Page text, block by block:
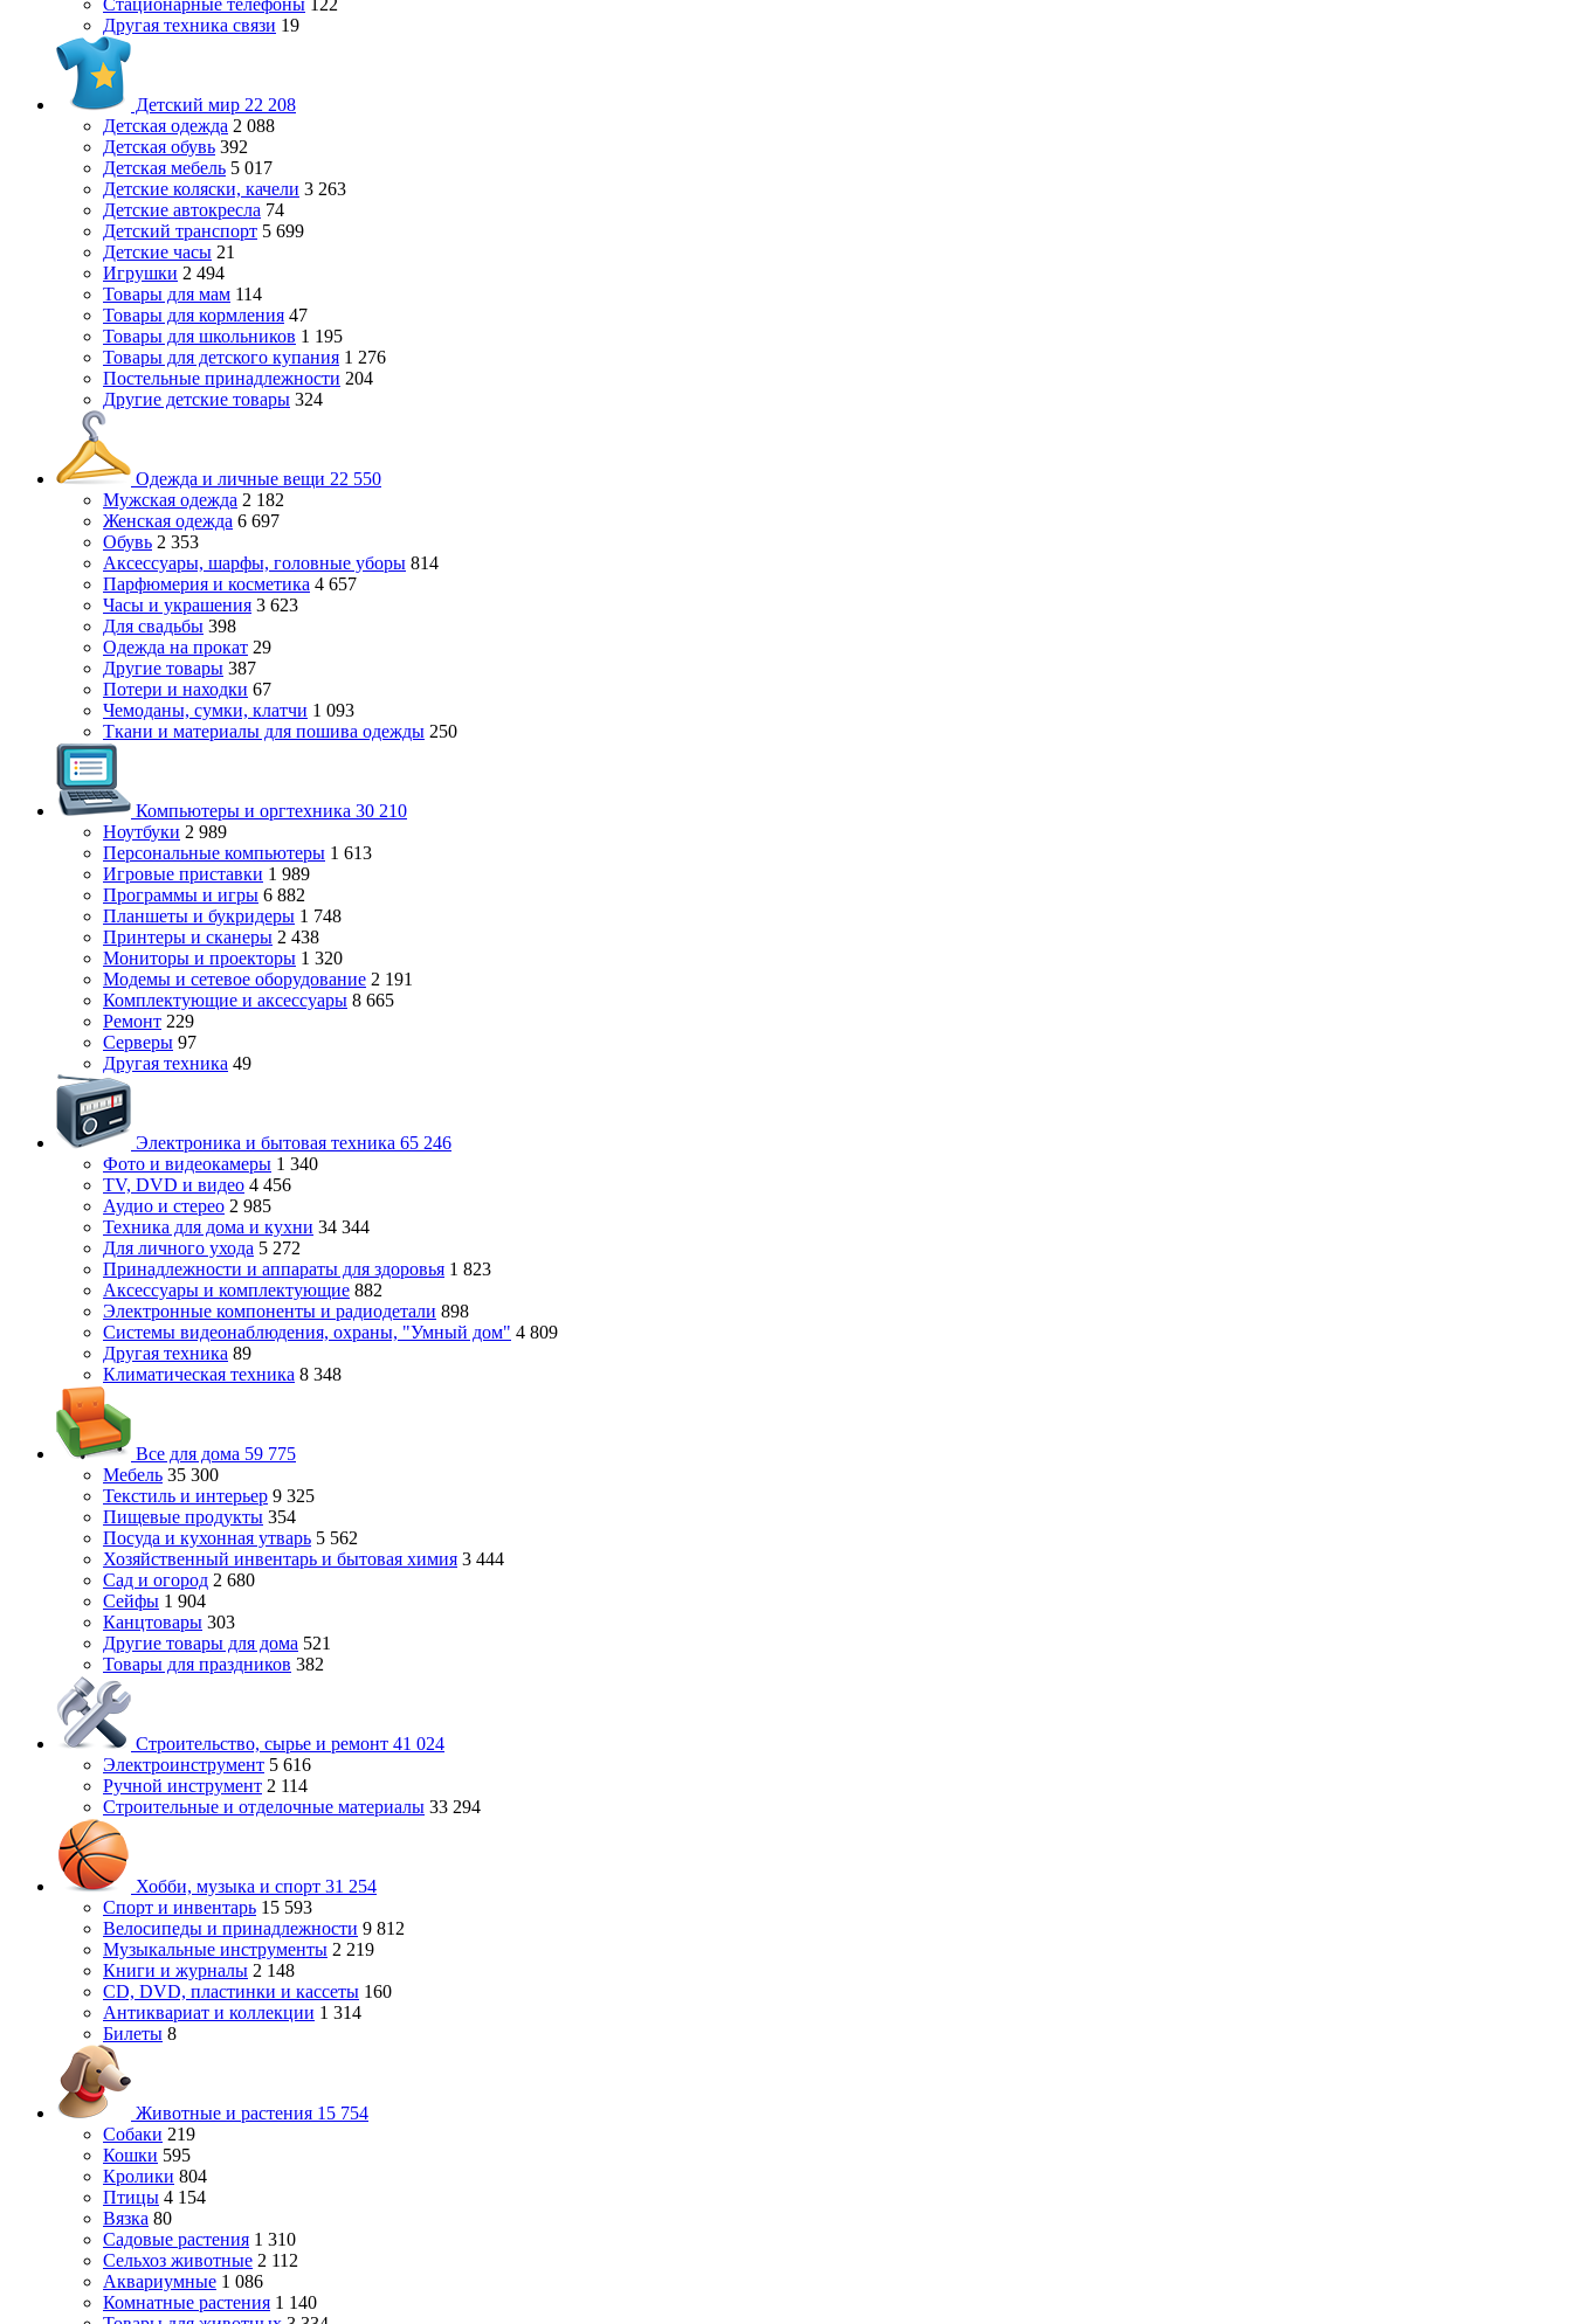
Стационарные телефоны 122
Другая техника связи 19
Детский мир 22 208
Детская одежда 2 088
Детская обувь 392
Детская мебель 5 017
Детские коляски, качели 3 263
Детские автокресла 74
Детский транспорт 5 699
Детские часы 21
Игрушки 2 494
Товары для мам 114
Товары для кормления 47
Товары для школьников 1 195
Товары для детского купания 1 276
Постельные принадлежности 204
Другие детские товары 324
Одежда и личные вещи 22 550
Мужская одежда 2 182
Женская одежда 6 697
Обувь 2 353
Аксессуары, шарфы, головные уборы 814
Парфюмерия и косметика 4 657
Часы и украшения 3 623
Для свадьбы 398
Одежда на прокат 29
Другие товары 387
Потери и находки 67
Чемоданы, сумки, клатчи 1 093
Ткани и материалы для пошива одежды 250
Компьютеры и оргтехника 30 210
Ноутбуки 2 989
Персональные компьютеры 1 613
Игровые приставки 1 989
Программы и игры 6 882
Планшеты и букридеры 1 748
Принтеры и сканеры 2 438
Мониторы и проекторы 1 320
Модемы и сетевое оборудование 2 191
Комплектующие и аксессуары 8 665
Ремонт 229
Серверы 97
Другая техника 49
Электроника и бытовая техника 65 246
Фото и видеокамеры 1 340
TV, DVD и видео 4 456
Аудио и стерео 2 985
Техника для дома и кухни 34 344
Для личного ухода 5 272
Принадлежности и аппараты для здоровья 1 823
Аксессуары и комплектующие 882
Электронные компоненты и радиодетали 898
Системы видеонаблюдения, охраны, "Умный дом" 4 809
Другая техника 89
Климатическая техника 8 348
Все для дома 59 775
Мебель 35 300
Текстиль и интерьер 9 325
Пищевые продукты 354
Посуда и кухонная утварь 5 562
Хозяйственный инвентарь и бытовая химия 3 444
Сад и огород 2 680
Сейфы 1 904
Канцтовары 303
Другие товары для дома 521
Товары для праздников 382
Строительство, сырье и ремонт 41 024
Электроинструмент 5 616
Ручной инструмент 2 114
Строительные и отделочные материалы 33 294
Хобби, музыка и спорт 31 254
Спорт и инвентарь 15 593
Велосипеды и принадлежности 9 812
Музыкальные инструменты 2 219
Книги и журналы 2 148
CD, DVD, пластинки и кассеты 160
Антиквариат и коллекции 1 314
Билеты 8
Животные и растения 15 754
Собаки 219
Кошки 595
Кролики 804
Птицы 4 154
Вязка 80
Садовые растения 1 310
Сельхоз животные 2 112
Аквариумные 1 086
Комнатные растения 1 140